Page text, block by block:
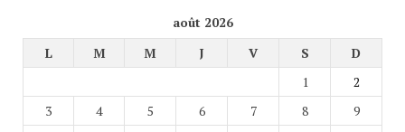
août 2026
L
M M J V S
D
1
2
3
4 5 6 7 8
9